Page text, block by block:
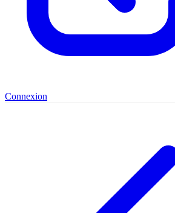
Connexion